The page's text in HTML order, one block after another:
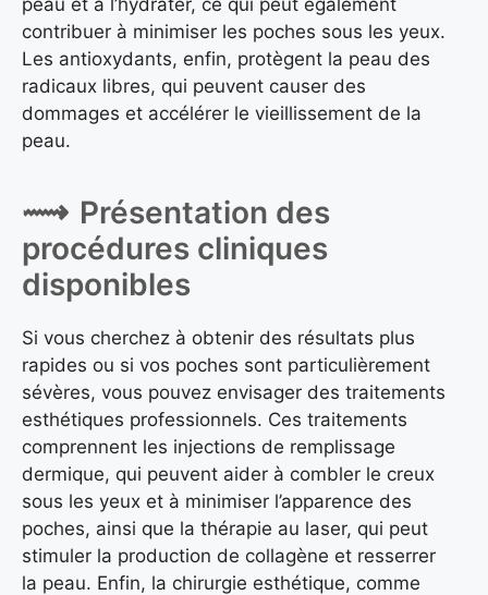
peau et à l’hydrater, ce qui peut également
contribuer à minimiser les poches sous les yeux.
Les antioxydants, enfin, protègent la peau des
radicaux libres, qui peuvent causer des
dommages et accélérer le vieillissement de la
peau.
Présentation des
procédures cliniques
disponibles
Si vous cherchez à obtenir des résultats plus
rapides ou si vos poches sont particulièrement
sévères, vous pouvez envisager des traitements
esthétiques professionnels. Ces traitements
comprennent les injections de remplissage
dermique, qui peuvent aider à combler le creux
sous les yeux et à minimiser l’apparence des
poches, ainsi que la thérapie au laser, qui peut
stimuler la production de collagène et resserrer
la peau. Enfin, la chirurgie esthétique, comme